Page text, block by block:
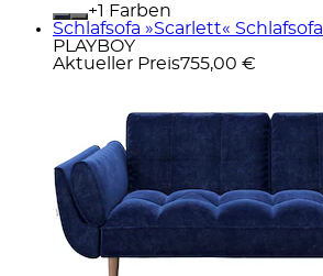
+
Farben
Schlafsofa »Scarlett« Schlafsofa
PLAYBOY
Aktueller Preis755,00 €